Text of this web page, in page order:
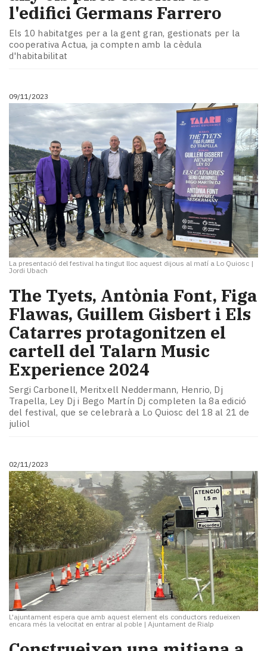
l'edifici Germans Farrero
Els 10 habitatges per a la gent gran, gestionats per la
cooperativa Actua, ja compten amb la cèdula
d'habitabilitat
09/11/2023
La presentació del festival ha tingut lloc aquest dijous al matí a Lo Quiosc |
Jordi Ubach
The Tyets, Antònia Font, Figa
Flawas, Guillem Gisbert i Els
Catarres protagonitzen el
cartell del Talarn Music
Experience 2024
Sergi Carbonell, Meritxell Neddermann, Henrio, Dj
Trapella, Ley Dj i Bego Martín Dj completen la 8a edició
del festival, que se celebrarà a Lo Quiosc del 18 al 21 de
juliol
02/11/2023
L'ajuntament espera que amb aquest element els conductors redueixen
encara més la velocitat en entrar al poble | Ajuntament de Rialp